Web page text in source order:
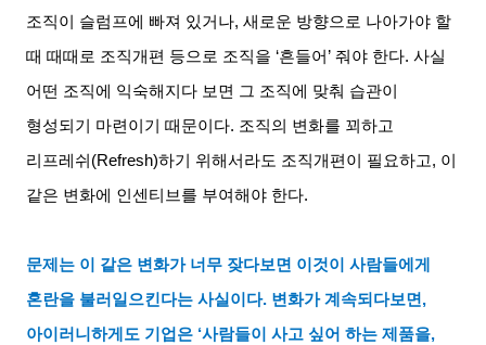
조직이 슬럼프에 빠져 있거나,새로운 방향으로 나아가야 할
때 때때로 조직개편 등으로 조직을 ‘흔들어 ’줘야 한다.사실
어떤 조직에 익숙해지다 보면 그 조직에 맞춰 습관이
형성되기 마련이기 때문이다. 조직의 변화를 꾀하고
리프레쉬 (Refresh)하기 위해서라도 조직개편이 필요하고, 이
같은 변화에 인센티브를 부여해야 한다.
문제는 이 같은 변화가 너무 잦다보면 이것이 사람들에게
혼란을 불러일으킨다는 사실이다. 변화가 계속되다보면 ,
아이러니하게도 기업은 ‘사람들이 사고 싶어 하는 제품을,